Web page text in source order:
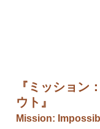
『ミッション
ウト』
Mission: